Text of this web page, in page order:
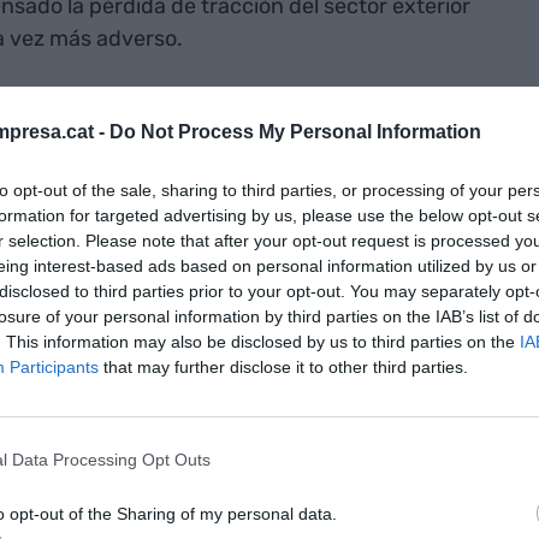
- Do Not Process My Personal Information
opt-out of the sale, sharing to third parties, or processing of your
for targeted advertising by us, please use the below opt-out
selection. Please note that after your opt-out request is processed
interest-based ads based on personal information utilized by us
to third parties prior to your opt-out. You may separately
of your personal information by third parties on the IAB’s list of
This information may also be disclosed by us to third parties on the
Participants that may further disclose it to other third parties.
Data Processing Opt Outs
opt-out of the Sharing of my personal data.
la pérdida de tracción del sector exterior
más adverso.
de este ciclo expansivo es la fuerte creación
el principal soporte del crecimiento. El mercado
construcción, y la mayor parte de esta nueva
extranjeras.
catalana crecerá un 2,9% este año